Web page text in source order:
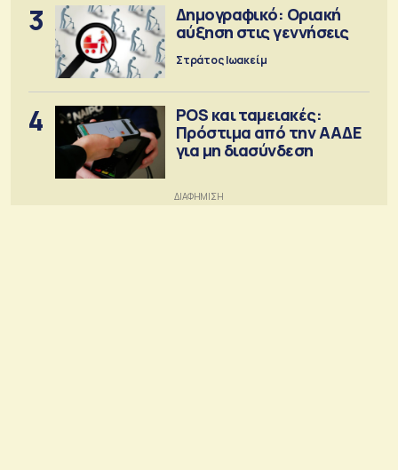
3
Δημογραφικό: Οριακή
αύξηση στις γεννήσεις
Στράτος Ιωακείμ
4
POS και ταμειακές:
Πρόστιμα από την ΑΑΔΕ
για μη διασύνδεση